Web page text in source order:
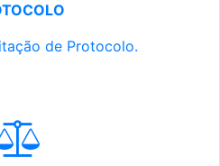
de Protocolo.